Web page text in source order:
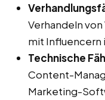
Verhandeln
mit Influencern
Technische
Content-
Marketing-